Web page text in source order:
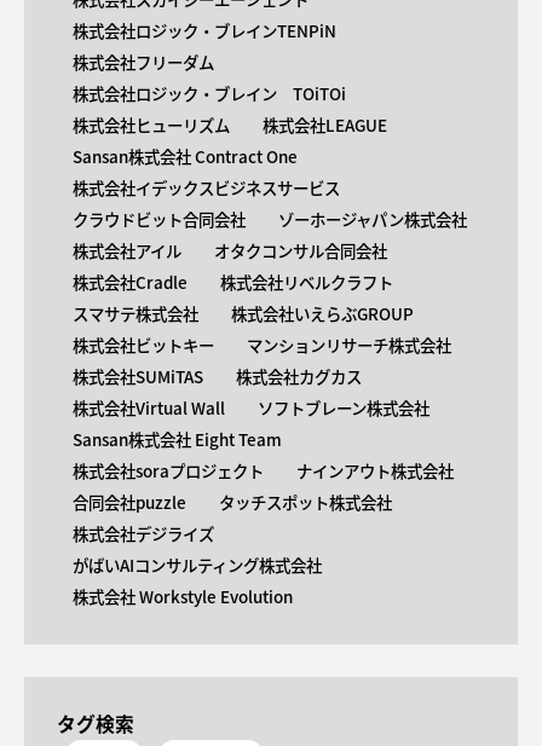
株式会社ロジック・ブレインTENPiN
株式会社フリーダム
株式会社ロジック・ブレイン TOiTOi
株式会社ヒューリズム
株式会社LEAGUE
Sansan株式会社 Contract One
株式会社イデックスビジネスサービス
クラウドビット合同会社
ゾーホージャパン株式会社
株式会社アイル
オタクコンサル合同会社
株式会社Cradle
株式会社リベルクラフト
スマサテ株式会社
株式会社いえらぶGROUP
株式会社ビットキー
マンションリサーチ株式会社
株式会社SUMiTAS
株式会社カグカス
株式会社Virtual Wall
ソフトブレーン株式会社
Sansan株式会社 Eight Team
株式会社soraプロジェクト
ナインアウト株式会社
合同会社puzzle
タッチスポット株式会社
株式会社デジライズ
がばいAIコンサルティング株式会社
株式会社 Workstyle Evolution
タグ検索